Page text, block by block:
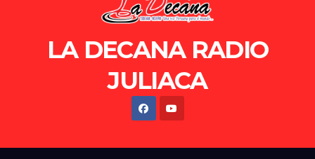
LA DECANA RADIO
JULIACA